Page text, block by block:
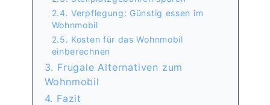
2.4. Verpflegung: Günstig essen im
Wohnmobil
2.5. Kosten für das Wohnmobil
einberechnen
3. Frugale Alternativen zum
Wohnmobil
4. Fazit